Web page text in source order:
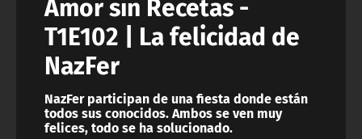
T1E102 | La felicidad de
NazFer
NazFer participan de una fiesta donde están
todos sus conocidos. Ambos se ven muy
felices, todo se ha solucionado.